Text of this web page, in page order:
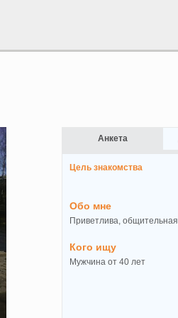
Анкета
Цель знакомства
Обо мне
Приветлива,
Кого ищу
Мужчина от 40 лет